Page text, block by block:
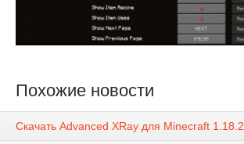
Похожие новости
Скачать Advanced XRay для Minecraft 1.18.2